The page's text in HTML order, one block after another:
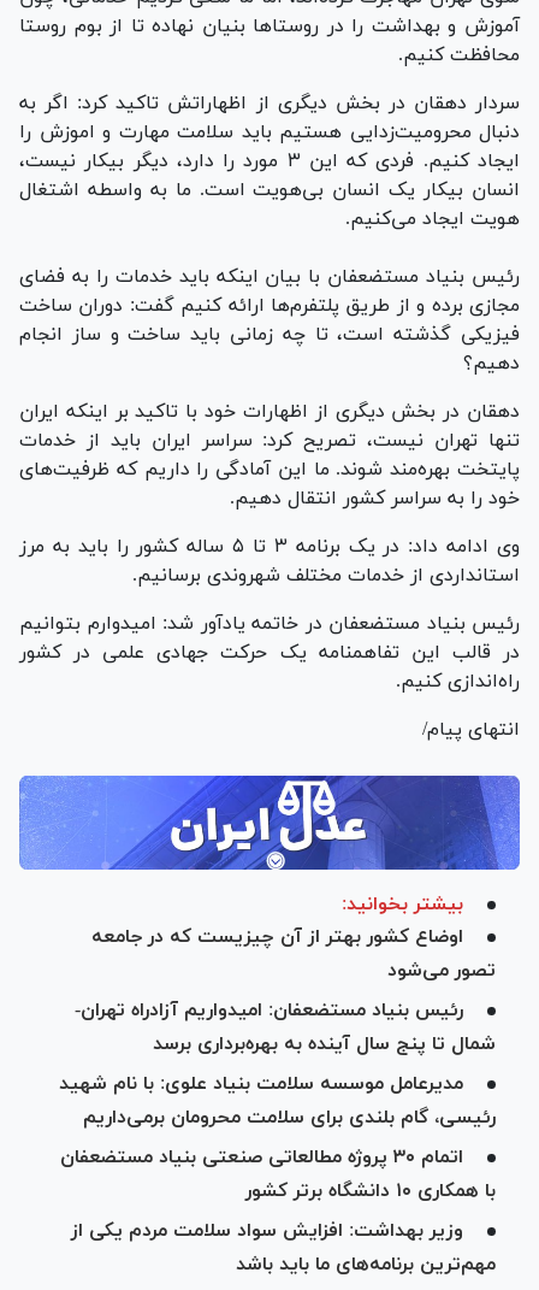
آموزش و بهداشت را در روستا‌ها بنیان نهاده تا از بوم روستا
محافظت کنیم.
سردار دهقان در بخش دیگری از اظهاراتش تاکید کرد: اگر به
دنبال محرومیت‌زدایی هستیم باید سلامت مهارت و اموزش را
ایجاد کنیم. فردی که این ۳ مورد را دارد، دیگر بیکار نیست،
انسان بیکار یک انسان بی‌هویت است. ما به واسطه اشتغال
هویت ایجاد می‌کنیم.
رئیس بنیاد مستضعفان با بیان اینکه باید خدمات را به فضای
مجازی برده و از طریق پلتفرم‌ها ارائه کنیم گفت: دوران ساخت
فیزیکی گذشته است، تا چه زمانی باید ساخت و ساز انجام
دهیم؟
دهقان در بخش دیگری از اظهارات خود با تاکید بر اینکه ایران
تنها تهران نیست، تصریح کرد: سراسر ایران باید از خدمات
پایتخت بهره‌مند شوند. ما این آمادگی را داریم که ظرفیت‌های
خود را به سراسر کشور انتقال دهیم.
وی ادامه داد: در یک برنامه ۳ تا ۵ ساله کشور را باید به مرز
استانداردی از خدمات مختلف شهروندی برسانیم.
رئیس بنیاد مستضعفان در خاتمه یادآور شد: امیدوارم بتوانیم
در قالب این تفاهمنامه یک حرکت جهادی علمی در کشور
راه‌اندازی کنیم.
انتهای پیام/
بیشتر بخوانید:
اوضاع کشور بهتر از آن چیزیست که در جامعه
تصور می‌شود
رئیس بنیاد مستضعفان: امیدواریم آزادراه تهران-
شمال تا پنج سال آینده به بهره‌برداری برسد
مدیرعامل موسسه سلامت بنیاد علوی: با نام شهید
رئیسی، گام بلندی برای سلامت محرومان برمی‌داریم
اتمام ۳۰ پروژه مطالعاتی صنعتی بنیاد مستضعفان
با همکاری ۱۰ دانشگاه برتر کشور
وزیر بهداشت: افزایش سواد سلامت مردم یکی از
مهم‌ترین برنامه‌های ما باید باشد